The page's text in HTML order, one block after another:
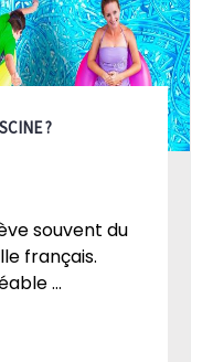
?
souvent du
français.
...